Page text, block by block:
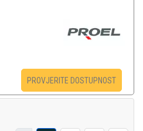
PROVJERITE DOSTUPNOST